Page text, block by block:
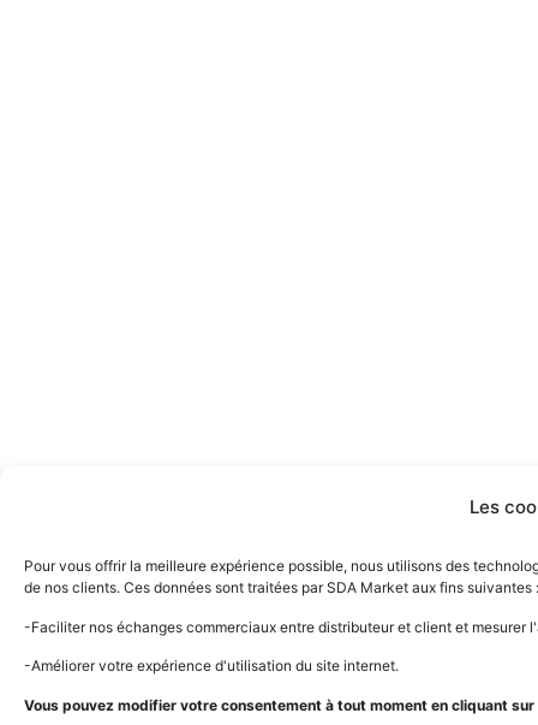
Les
Pour vous offrir la meilleure expérience possible, nous utilisons des
de nos clients. Ces données sont traitées par SDA Market aux fins suivantes
-Faciliter nos échanges commerciaux entre distributeur et client et
-Améliorer votre expérience d'utilisation du site internet.
Vous pouvez modifier votre consentement à tout moment en cliquant